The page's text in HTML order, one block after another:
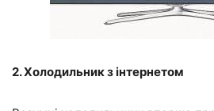
2. Холодильник з інтернетом